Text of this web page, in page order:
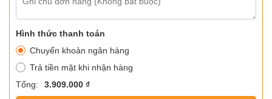
Hình thức thanh toán
Chuyển khoản ngân hàng
Trả tiền mặt khi nhận hàng
Tổng:
3.909.000 ₫